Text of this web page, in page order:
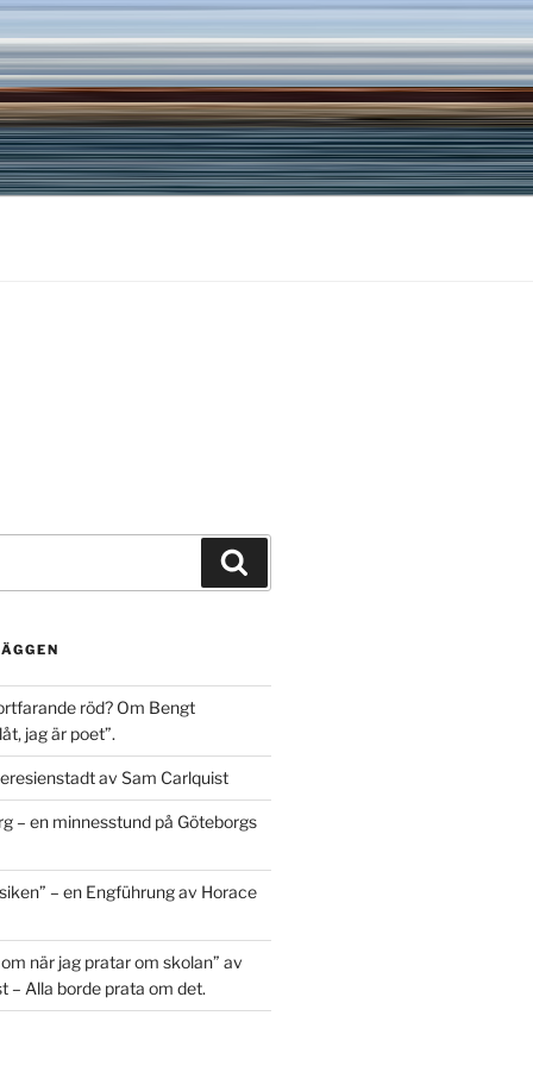
röd? Om Bengt
jag är poet”.
av Sam Carlquist
– en minnesstund på Göteborgs
– en Engführung av Horace
när jag pratar om skolan” av
– Alla borde prata om det.